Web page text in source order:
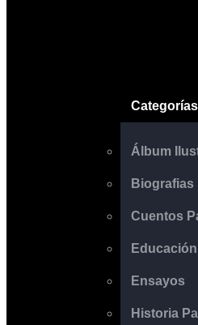
Categorías
Álbum
Biografias
Cuentos
Ensayos
Historia